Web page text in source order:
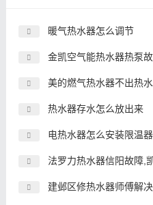
暖气热水器怎么调节
金凯空气能热水器热泵
美的燃气热水器不出热
热水器存水怎么放出来
电热水器怎么安装限温器
法罗力热水器信阳故障,
建邺区修热水器师傅解